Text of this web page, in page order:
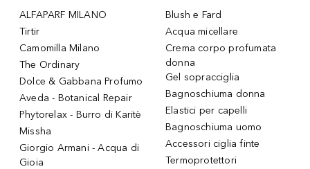
ALFAPARF MILANO
Tirtir
Camomilla Milano
The Ordinary
Dolce & Gabbana Profumo
Aveda - Botanical Repair
Phytorelax - Burro di Karitè
Missha
Giorgio Armani - Acqua di
Gioia
Blush e Fard
Acqua micellare
Crema corpo profumata
donna
Gel sopracciglia
Bagnoschiuma donna
Elastici per capelli
Bagnoschiuma uomo
Accessori ciglia finte
Termoprotettori